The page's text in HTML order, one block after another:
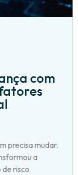
com
precisa mudar.
a
risco